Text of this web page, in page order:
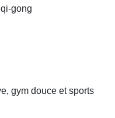
gong
gym douce et sports